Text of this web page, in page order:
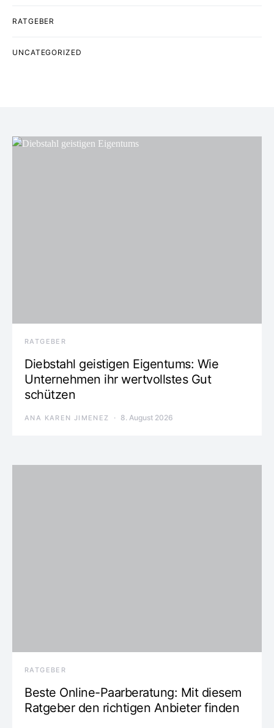
RATGEBER
UNCATEGORIZED
RATGEBER
Diebstahl geistigen Eigentums: Wie
Unternehmen ihr wertvollstes Gut
schützen
ANA KAREN JIMENEZ 8. August 2026
RATGEBER
Beste Online-Paarberatung: Mit diesem
Ratgeber den richtigen Anbieter finden